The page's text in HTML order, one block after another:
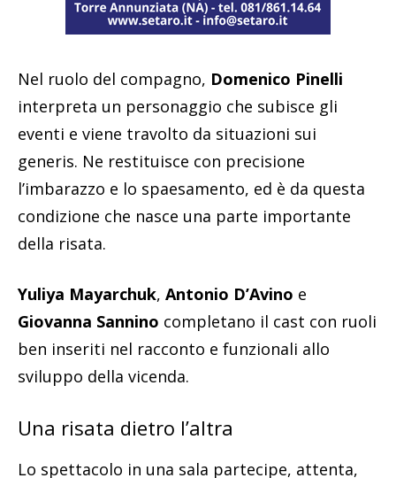
Nel ruolo del compagno, Domenico Pinelli
interpreta un personaggio che subisce gli
eventi e viene travolto da situazioni sui
generis. Ne restituisce con precisione
l’imbarazzo e lo spaesamento, ed è da questa
condizione che nasce una parte importante
della risata.
Yuliya Mayarchuk, Antonio D’Avino e
Giovanna Sannino completano il cast con ruoli
ben inseriti nel racconto e funzionali allo
sviluppo della vicenda.
Una risata dietro l’altra
Lo spettacolo in una sala partecipe, attenta,